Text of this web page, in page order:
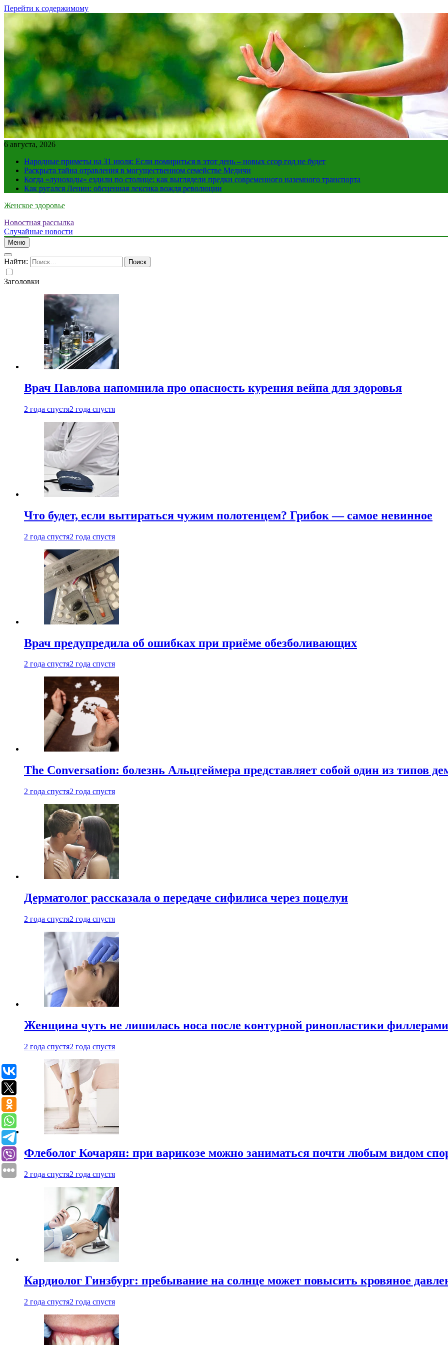
Перейти к содержимому
6 августа, 2026
Народные приметы на 31 июля: Если помириться в этот день – новых ссор год не будет
Раскрыта тайна отравления в могущественном семействе Медичи
Когда «луноходы» ездили по столице: как выглядели предки современного наземного транспорта
Как ругался Ленин: обсценная лексика вождя революции
Женское здоровье
Новостная рассылка
Случайные новости
Меню
Найти:
Заголовки
Врач Павлова напомнила про опасность курения вейпа для здоровья
2 года спустя2 года спустя
Что будет, если вытираться чужим полотенцем? Грибок — самое невинное
2 года спустя2 года спустя
Врач предупредила об ошибках при приëме обезболивающих
2 года спустя2 года спустя
The Conversation: болезнь Альцгеймера представляет собой один из типов
2 года спустя2 года спустя
Дерматолог рассказала о передаче сифилиса через поцелуи
2 года спустя2 года спустя
Женщина чуть не лишилась носа после контурной ринопластики филлерами
2 года спустя2 года спустя
Флеболог Кочарян: при варикозе можно заниматься почти любым видом
2 года спустя2 года спустя
Кардиолог Гинзбург: пребывание на солнце может повысить кровяное
2 года спустя2 года спустя